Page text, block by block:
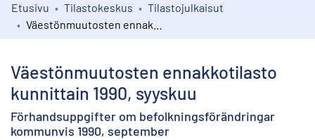
Kokoelmat
Etusivu Tilastokeskus
Tilastojulkaisut
Väestönmuutosten ennakkotilasto
kunnittain 1990, syyskuu
Förhandsuppgifter om befolkningsförändringar
kommunvis 1990, september